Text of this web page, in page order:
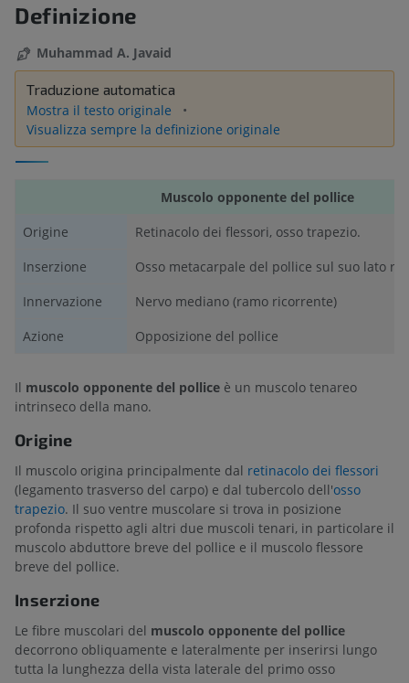
Definizione
Muhammad A. Javaid
Traduzione automatica
Mostra il testo originale
Visualizza sempre la definizione originale
Muscolo opponente del pollice
Origine
Retinacolo dei flessori, osso trapezio.
Inserzione
Osso metacarpale del pollice sul suo lato
Innervazione
Nervo mediano (ramo ricorrente)
Azione
Opposizione del pollice
Il muscolo opponente del pollice è un muscolo tenareo
intrinseco della mano.
Origine
Il muscolo origina principalmente dal retinacolo dei flessori
(legamento trasverso del carpo) e dal tubercolo dell'osso
trapezio. Il suo ventre muscolare si trova in posizione
profonda rispetto agli altri due muscoli tenari, in particolare il
muscolo abduttore breve del pollice e il muscolo flessore
breve del pollice.
Inserzione
Le fibre muscolari del muscolo opponente del pollice
decorrono obliquamente e lateralmente per inserirsi lungo
tutta la lunghezza della vista laterale del primo osso